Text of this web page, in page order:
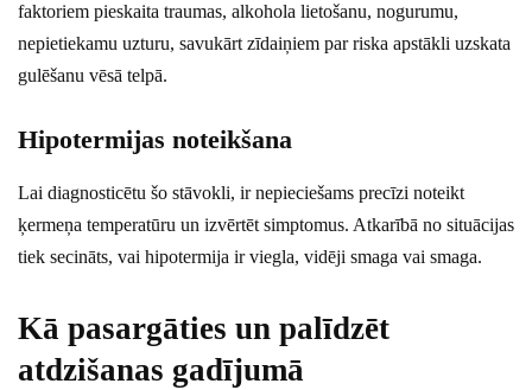
faktoriem pieskaita traumas, alkohola lietošanu, nogurumu,
nepietiekamu uzturu, savukārt zīdaiņiem par riska apstākli uzskata
gulēšanu vēsā telpā.
Hipotermijas noteikšana
Lai diagnosticētu šo stāvokli, ir nepieciešams precīzi noteikt
ķermeņa temperatūru un izvērtēt simptomus. Atkarībā no situācijas
tiek secināts, vai hipotermija ir viegla, vidēji smaga vai smaga.
Kā pasargāties un palīdzēt
atdzišanas gadījumā